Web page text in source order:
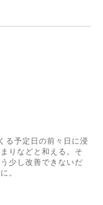
る予定日の前々日 に浸
りなどと和える。 そ
少し改善できないだ
。